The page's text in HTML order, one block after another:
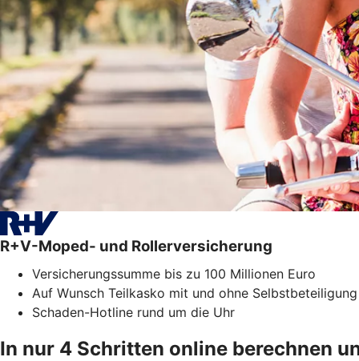
R+V-Moped- und Rollerversicherung
Versicherungssumme bis zu 100 Millionen Euro
Auf Wunsch Teilkasko mit und ohne Selbstbeteiligung
Schaden-Hotline rund um die Uhr
In nur 4 Schritten online berechnen